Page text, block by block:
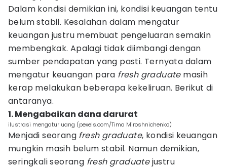
Dalam kondisi demikian ini, kondisi keuangan tentu
belum stabil. Kesalahan dalam mengatur
keuangan justru membuat pengeluaran semakin
membengkak. Apalagi tidak diimbangi dengan
sumber pendapatan yang pasti. Ternyata dalam
mengatur keuangan para fresh graduatemasih
kerap melakukan beberapa kekeliruan. Berikut di
antaranya.
1. Mengabaikan dana darurat
ilustrasi mengatur uang (pexels.com/Tima Miroshnichenko)
Menjadi seorang fresh graduate, kondisi keuangan
mungkin masih belum stabil. Namun demikian,
seringkali seorang fresh graduatejustru